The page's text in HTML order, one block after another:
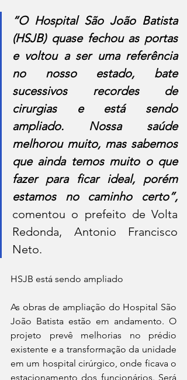
“O Hospital São João Batista
(HSJB) quase fechou as portas
e voltou a ser uma referência
no nosso estado, bate
sucessivos recordes de
cirurgias e está sendo
ampliado. Nossa saúde
melhorou muito, mas sabemos
que ainda temos muito o que
fazer para ficar ideal, porém
estamos no caminho certo”,
comentou o prefeito de Volta
Redonda, Antonio Francisco
Neto.
HSJB está sendo ampliado
As obras de ampliação do Hospital São
João Batista estão em andamento. O
projeto prevê melhorias no prédio
existente e a transformação da unidade
em um hospital cirúrgico, onde ficava o
estacionamento dos funcionários. Será